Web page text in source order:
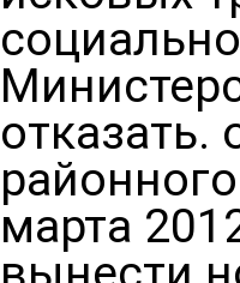
марта